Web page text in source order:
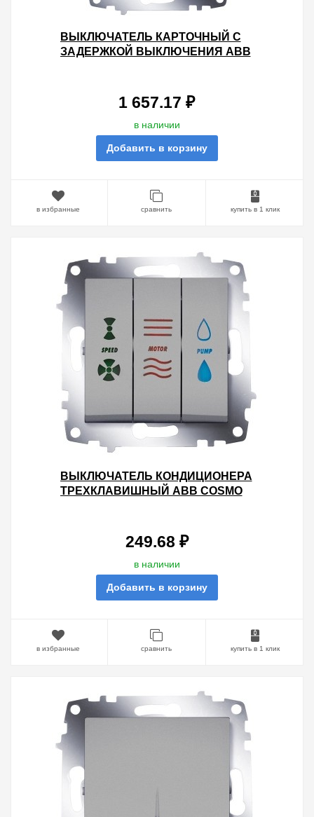
ВЫКЛЮЧАТЕЛЬ КАРТОЧНЫЙ С
ЗАДЕРЖКОЙ ВЫКЛЮЧЕНИЯ ABB
1 657.17 ₽
в наличии
Добавить в корзину
в избранные сравнить купить в 1 клик
ВЫКЛЮЧАТЕЛЬ КОНДИЦИОНЕРА
ТРЕХКЛАВИШНЫЙ ABB COSMO
249.68 ₽
в наличии
Добавить в корзину
в избранные сравнить купить в 1 клик